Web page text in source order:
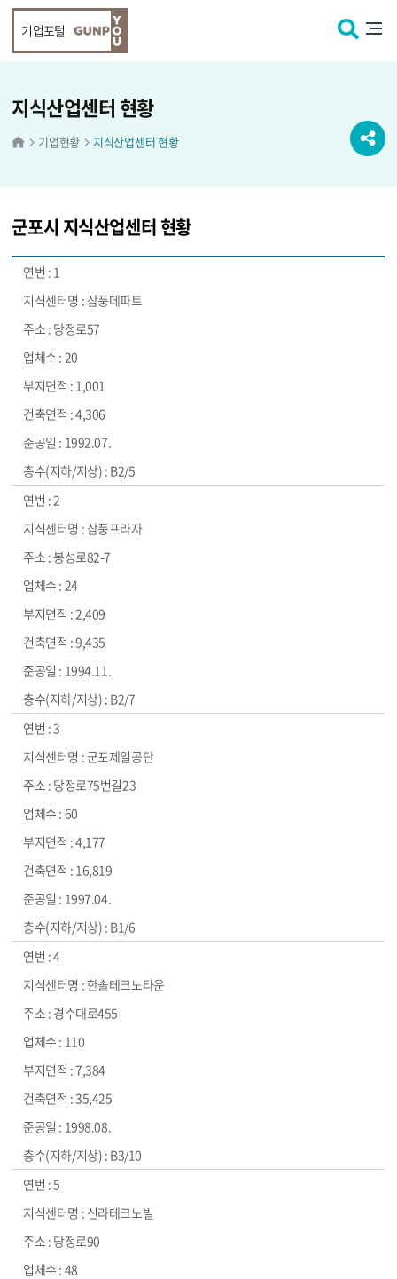
기업포털
기업현황 지식산업센터 현황
지식산업센터 현황
군포시 지식산업센터 현황
1
삼풍데파트
당정로57
20
1,001
4,306
1992.07.
B2/5
2
삼풍프라자
봉성로82-7
24
2,409
9,435
1994.11.
B2/7
3
군포제일공단
당정로75번길23
60
4,177
16,819
1997.04.
B1/6
4
한솔테크노타운
경수대로455
110
7,384
35,425
1998.08.
B3/10
5
신라테크노빌
당정로90
48